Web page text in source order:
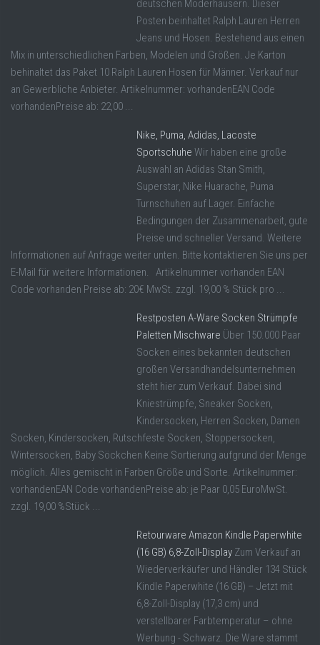
deutschen Moderhäusern. Dieser
Posten beinhaltet Ralph Lauren Herren
Jeans und Hosen. Bestehend aus einen
Mix in unterschiedlichen Farben, Modelen und Größen. Je Karton
behinaltet das Paket 10 Ralph Lauren Hosen für Männer. Verkauf nur
an Gewerbliche Anbieter. Artikelnummer: vorhandenEAN Code
vorhandenPreise ab: 22,00 ...
Nike, Puma, Adidas, Lacoste
Sportschuhe Wir haben eine große
Auswahl an Adidas Stan Smith,
Superstar, Nike Huarache, Puma
Turnschuhen auf Lager. Einfache
Bedingungen der Zusammenarbeit, gute
Preise und schneller Versand. Weitere
Informationen auf Anfrage weiter unten. Bitte kontaktieren Sie uns per
E-Mail für weitere Informationen. Artikelnummer vorhanden EAN
Code vorhanden Preise ab: 20€ MwSt. zzgl. 19,00 % Stück pro ...
Restposten A-Ware Socken Strümpfe
Paletten Mischware Über 150.000 Paar
Socken eines bekannten deutschen
großen Versandhandelsunternehmen
steht hier zum Verkauf. Dabei sind
Kniestrümpfe, Sneaker Socken,
Kindersocken, Herren Socken, Damen
Socken, Kindersocken, Rutschfeste Socken, Stoppersocken,
Wintersocken, Baby Söckchen Keine Sortierung aufgrund der Menge
möglich. Alles gemischt in Farben Größe und Sorte. Artikelnummer:
vorhandenEAN Code vorhandenPreise ab: je Paar 0,05 EuroMwSt.
zzgl. 19,00 %Stück ...
Retourware Amazon Kindle Paperwhite
(16 GB) 6,8-Zoll-Display Zum Verkauf an
Wiederverkäufer und Händler 134 Stück
Kindle Paperwhite (16 GB) – Jetzt mit
6,8-Zoll-Display (17,3 cm) und
verstellbarer Farbtemperatur – ohne
Werbung - Schwarz. Die Ware stammt